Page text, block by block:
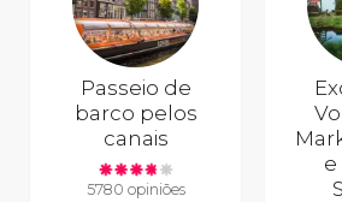
Passeio de
barco pelos
canais
5780 opiniões
e